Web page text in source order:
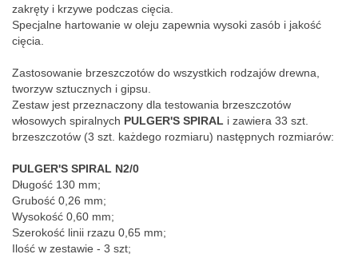
zakręty i krzywe podczas cięcia.
Specjalne hartowanie w oleju zapewnia wysoki zasób i jakość
cięcia.
Zastosowanie brzeszczotów do wszystkich rodzajów drewna,
tworzyw sztucznych i gipsu.
Zestaw jest przeznaczony dla testowania brzeszczotów
włosowych spiralnych PULGER'S SPIRAL i zawiera 33 szt.
brzeszczotów (3 szt. każdego rozmiaru) następnych rozmiarów:
PULGER'S SPIRAL N2/0
Długość 130 mm;
Grubość 0,26 mm;
Wysokość 0,60 mm;
Szerokość linii rzazu 0,65 mm;
Ilość w zestawie - 3 szt;